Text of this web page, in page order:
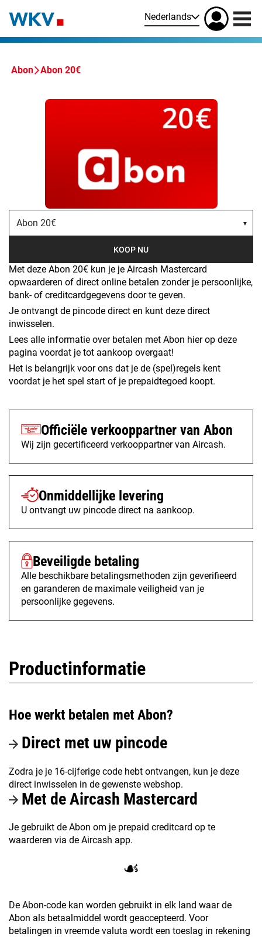
Nederlands
Abon Abon 20€
Abon 20€
KOOP NU
Met deze Abon 20€ kun je je Aircash Mastercard
opwaarderen of direct online betalen zonder je persoonlijke,
bank- of creditcardgegevens door te geven.
Je ontvangt de pincode direct en kunt deze direct
inwisselen.
Lees alle informatie over betalen met Abon hier op deze
pagina voordat je tot aankoop overgaat!
Het is belangrijk voor ons dat je de (spel)regels kent
voordat je het spel start of je prepaidtegoed koopt.
Officiële verkooppartner van Abon
Wij zijn gecertificeerd verkooppartner van Aircash.
Onmiddellijke levering
U ontvangt uw pincode direct na aankoop.
Beveiligde betaling
Alle beschikbare betalingsmethoden zijn geverifieerd
en garanderen de maximale veiligheid van je
persoonlijke gegevens.
Productinformatie
Hoe werkt betalen met Abon?
Direct met uw pincode
Zodra je je 16-cijferige code hebt ontvangen, kun je deze
direct inwisselen in de gewenste webshop.
Met de Aircash Mastercard
Je gebruikt de Abon om je prepaid creditcard op te
waarderen via de Aircash app.
☙
De Abon-code kan worden gebruikt in elk land waar de
Abon als betaalmiddel wordt geaccepteerd. Voor
betalingen in vreemde valuta wordt een toeslag in rekening